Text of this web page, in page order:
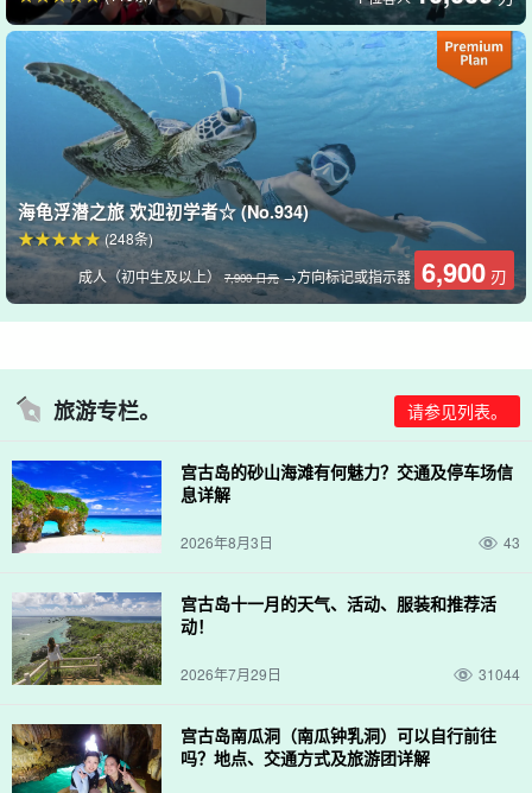
海龟浮潜之旅 欢迎初学者☆ (No.934)
成人（初中生及以上）7,900 日元→方向标记或指示器 6,900 刃
(248条)
旅游专栏。 请参见列表。
宫古岛的砂山海滩有何魅力？交通及停车场信
息详解
2026年8月3日 43
宫古岛十一月的天气、活动、服装和推荐活
动！
2026年7月29日 31044
宫古岛南瓜洞（南瓜钟乳洞）可以自行前往
吗？地点、交通方式及旅游团详解